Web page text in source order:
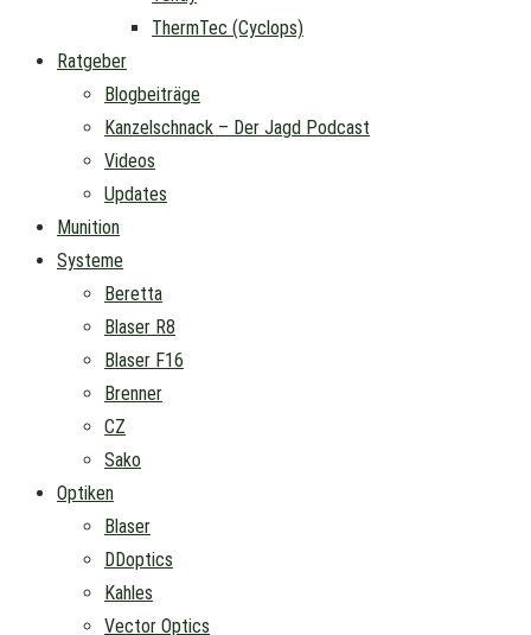
ThermTec (Cyclops)
Ratgeber
Blogbeiträge
Kanzelschnack – Der Jagd Podcast
Videos
Updates
Munition
Systeme
Beretta
Blaser R8
Blaser F16
Brenner
CZ
Sako
Optiken
Blaser
DDoptics
Kahles
Vector Optics